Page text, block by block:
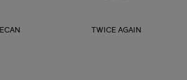
TWICE AGAIN